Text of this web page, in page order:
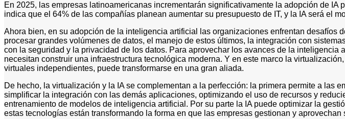
En 2025, las empresas latinoamericanas incrementarán significativamente la adopción de
indica que el 64% de las compañías planean aumentar su presupuesto de IT, y la IA será el
Ahora bien, en su adopción de la inteligencia artificial las organizaciones enfrentan
procesar grandes volúmenes de datos, el manejo de estos últimos, la integración con
con la seguridad y la privacidad de los datos. Para aprovechar los avances de la
necesitan construir una infraestructura tecnológica moderna. Y en este marco la
virtuales independientes, puede transformarse en una gran aliada.
De hecho, la virtualización y la IA se complementan a la perfección: la primera permite a las
simplificar la integración con las demás aplicaciones, optimizando el uso de recursos y
entrenamiento de modelos de inteligencia artificial. Por su parte la IA puede optimizar la
estas tecnologías están transformando la forma en que las empresas gestionan y aprovechan